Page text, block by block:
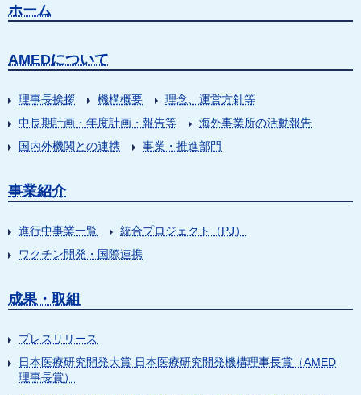
ホーム
AMEDについて
理事長挨拶 機構概要
理念、運営方針等
中長期計画・年度計画・報告等
海外事業所の活動報告
国内外機関との連携
事業・推進部門
事業紹介
進行中事業一覧
統合プロジェクト（PJ）
ワクチン開発・国際連携
成果・取組
プレスリリース
日本医療研究開発大賞 日本医療研究開発機構理事長賞（AMED
理事長賞）